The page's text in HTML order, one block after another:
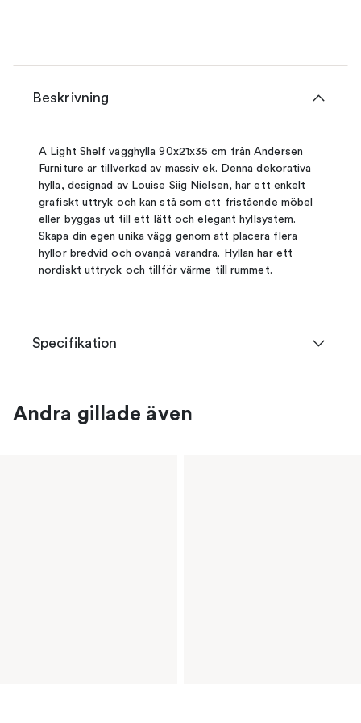
Beskrivning
A Light Shelf vägghylla 90x21x35 cm från Andersen
Furniture är tillverkad av massiv ek. Denna dekorativa
hylla, designad av Louise Siig Nielsen, har ett enkelt
grafiskt uttryk och kan stå som ett fristående möbel
eller byggas ut till ett lätt och elegant hyllsystem.
Skapa din egen unika vägg genom att placera flera
hyllor bredvid och ovanpå varandra. Hyllan har ett
nordiskt uttryck och tillför värme till rummet.
Specifikation
Andra gillade även